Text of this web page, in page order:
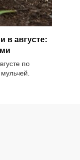
в августе:
по